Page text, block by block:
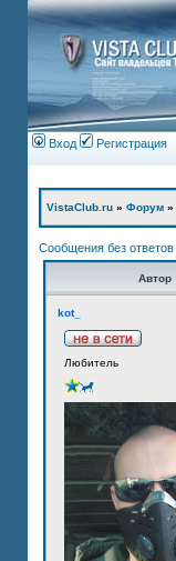
Вход Регистрация
VistaClub.ru » Форум »
Сообщения без ответов
Автор
kot_
Любитель